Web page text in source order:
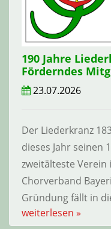
190 Jahre
Förderndes
23.07.2026
Der Liederkranz
dieses Jahr seinen
zweitälteste
Chorverband
Gründung fällt in
weiterlesen »